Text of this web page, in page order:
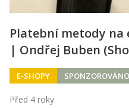
Platební metody na
| Ondřej Buben
E-SHOPY SPONZOROVÁNO
Před 4 roky